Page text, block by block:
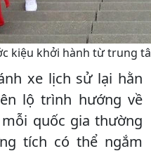
kiệu khởi hành từ trung
xe lịch sử lại hằn
lộ trình hướng về
quốc gia thường
tích có thể ngắm